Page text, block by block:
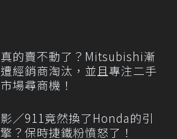
真的賣不動了？Mitsubishi漸
遭經銷商淘汰，並且專注二手
市場尋商機！
影／911竟然換了Honda的引
擎？保時捷鐵粉憤怒了！